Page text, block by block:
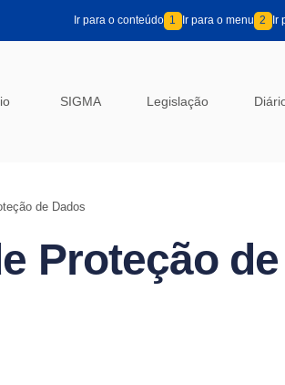
Ir para o conteúdo 1 Ir para o menu 2 Ir
SIGMA Legislação
de Dados
Proteção